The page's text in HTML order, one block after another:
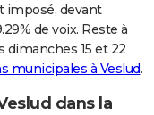
imposé, devant
de voix. Reste à
dimanches 15 et 22
municipales à Veslud.
dans la